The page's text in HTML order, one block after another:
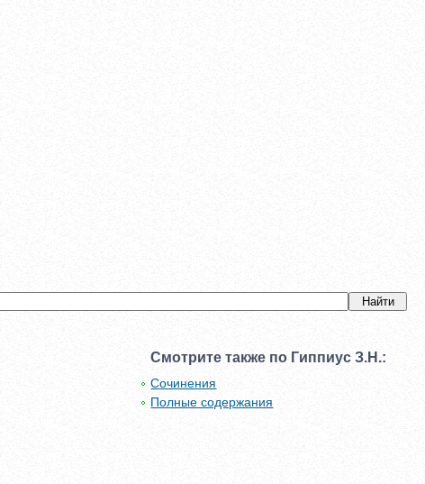
Смотрите также по Гиппиус З.Н.:
Сочинения
Полные содержания